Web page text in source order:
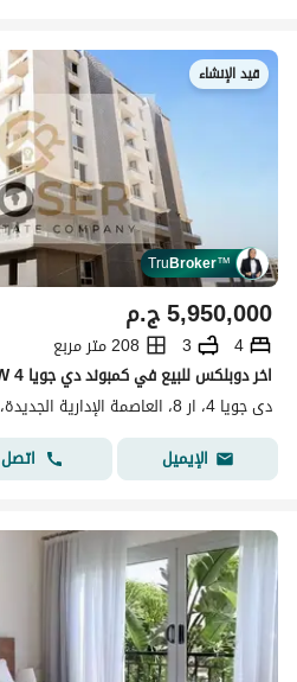
قيد الإنشاء
TruBroker™
ج.م5,950,000
4
3
208 متر مربع
دى جويا 4، ار 8، العاصمة الإدارية الجديدة، القاهرة
الإيميل
اتصل